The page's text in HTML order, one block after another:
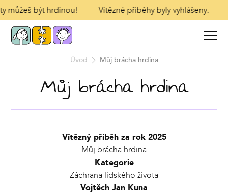
můžeš být hrdinou! Vítězné příběhy byly vyhlášeny.
Úvod Můj brácha hrdina
Můj brácha hrdina
Vítězný příběh za rok 2025
Můj brácha hrdina
Kategorie
Záchrana lidského života
Vojtěch Jan Kuna